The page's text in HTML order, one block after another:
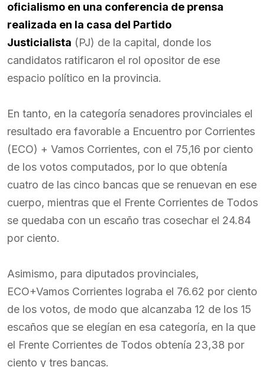
oficialismo en una conferencia de prensa
realizada en la casa del Partido
Justicialista (PJ) de la capital, donde los
candidatos ratificaron el rol opositor de ese
espacio político en la provincia.
En tanto, en la categoría senadores provinciales el
resultado era favorable a Encuentro por Corrientes
(ECO) + Vamos Corrientes, con el 75,16 por ciento
de los votos computados, por lo que obtenía
cuatro de las cinco bancas que se renuevan en ese
cuerpo, mientras que el Frente Corrientes de Todos
se quedaba con un escaño tras cosechar el 24.84
por ciento.
Asimismo, para diputados provinciales,
ECO+Vamos Corrientes lograba el 76.62 por ciento
de los votos, de modo que alcanzaba 12 de los 15
escaños que se elegían en esa categoría, en la que
el Frente Corrientes de Todos obtenía 23,38 por
ciento y tres bancas.